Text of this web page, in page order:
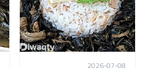
2026-07-08